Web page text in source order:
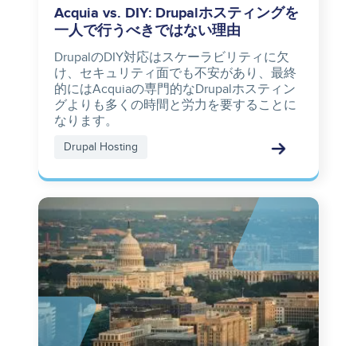
Acquia vs. DIY: Drupalホスティングを
一人で行うべきではない理由
DrupalのDIY対応はスケーラビリティに欠
け、セキュリティ面でも不安があり、最終
的にはAcquiaの専門的なDrupalホスティン
グよりも多くの時間と労力を要することに
なります。
Drupal Hosting
Image